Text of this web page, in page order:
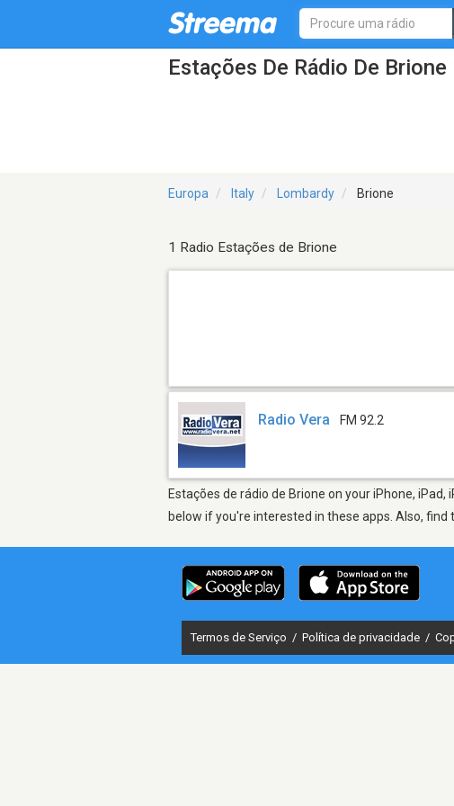
Estações De Rádio De Brione
Europa Italy Lombardy Brione
1 Radio Estações de Brione
Radio Vera FM 92.2
Estações de rádio de Brione on your iPhone,
below if you're interested in these apps. Also,
Termos de Serviço / Política de privacidade /